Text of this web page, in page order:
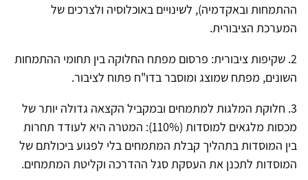
ההתמחות ובאקדמיה), לשינויים באוכלוסיה ולצרכים של
המערכת הציבורית.
2. שקיפות ציבורית: פרסום מפתח החלוקה בין תחומי ההתמחות
השונים, מפתח שמוצג ומוסבר בדו"ח פתוח לציבור.
3. חלוקת המלגות למתמחים ובמקביל הקצאה גדולה יותר של
מכסות מלגאים למוסדות (110%): המטרה היא לעודד תחרות
בין המוסדות בתהליך קבלת המתמחים בלי לפגוע ביכולתם של
המוסדות לתכנן את העסקת סגל ההדרכה וקליטת המתמחים.